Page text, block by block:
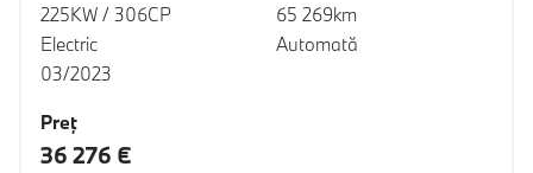
225KW / 306CP
Electric
03/2023
65 269km
Automată
Preţ
36 276 €